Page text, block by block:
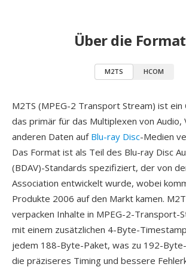
Über die
M2TS HCOM
M2TS (MPEG-2 Transport Stream) ist
das primär für das Multiplexen von Audio,
anderen Daten auf Blu-ray Disc-Medien
Das Format ist als Teil des Blu-ray Disc
(BDAV)-Standards spezifiziert, der von
Association entwickelt wurde, wobei
Produkte 2006 auf den Markt kamen.
verpacken Inhalte in MPEG-2-Transport-
mit einem zusätzlichen 4-Byte-
jedem 188-Byte-Paket, was zu 192-
die präziseres Timing und bessere